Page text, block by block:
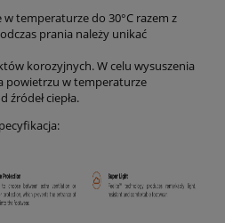
temperaturze do 30°C razem z
prania należy unikać
korozyjnych. W celu wysuszenia
powietrzu w temperaturze
źródeł ciepła.